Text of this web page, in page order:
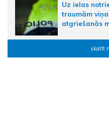
Uz ielas
traumām
atgriešanās
skatīt